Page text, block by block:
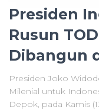
Presiden
Rusun
Dibangun
Presiden Joko
Milenial untuk
Depok, pada Kamis